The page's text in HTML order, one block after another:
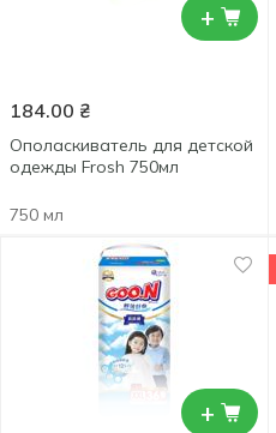
+
184.00 ₴
Ополаскиватель для детской
одежды Frosh 750мл
750 мл
+